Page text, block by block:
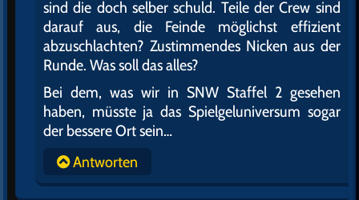
sind die doch selber schuld. Teile der Crew sind
darauf aus, die Feinde möglichst effizient
abzuschlachten? Zustimmendes Nicken aus der
Runde. Was soll das alles?
Bei dem, was wir in SNW Staffel 2 gesehen
haben, müsste ja das Spielgeluniversum sogar
der bessere Ort sein…
Antworten